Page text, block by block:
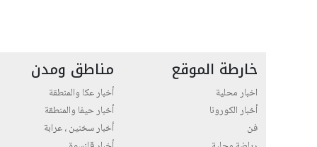
خارطة الموقع
اخبار محلية
أخبار الكورونا
فن
مناطق ومدن
أخبار عكا والمنطقة
أخبار حيفا والمنطقة
أخبار سخنين ، عرابة